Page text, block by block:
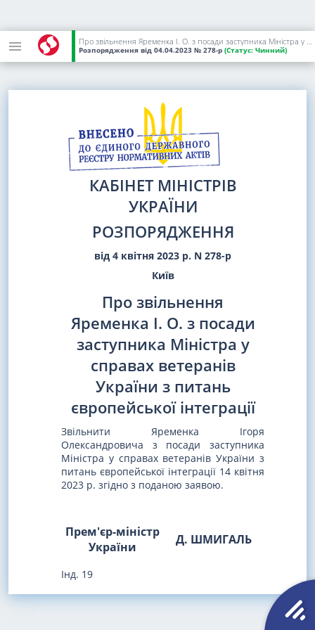
Про звільнення Яременка І. О. з посади заступника Міністра у справах ветеранів України з питань європейської інтеграції
Розпорядження від 04.04.2023 № 278-р (Статус: Чинний)
КАБІНЕТ МІНІСТРІВ
УКРАЇНИ
РОЗПОРЯДЖЕННЯ
від 4 квітня 2023 р. N 278-р
Київ
Про звільнення
Яременка І. О. з посади
заступника Міністра у
справах ветеранів
України з питань
європейської інтеграції
Звільнити Яременка Ігоря
Олександровича з посади заступника
Міністра у справах ветеранів України з
питань європейської інтеграції 14 квітня
2023 р. згідно з поданою заявою.
Прем'єр-міністр
України
Д. ШМИГАЛЬ
Інд. 19